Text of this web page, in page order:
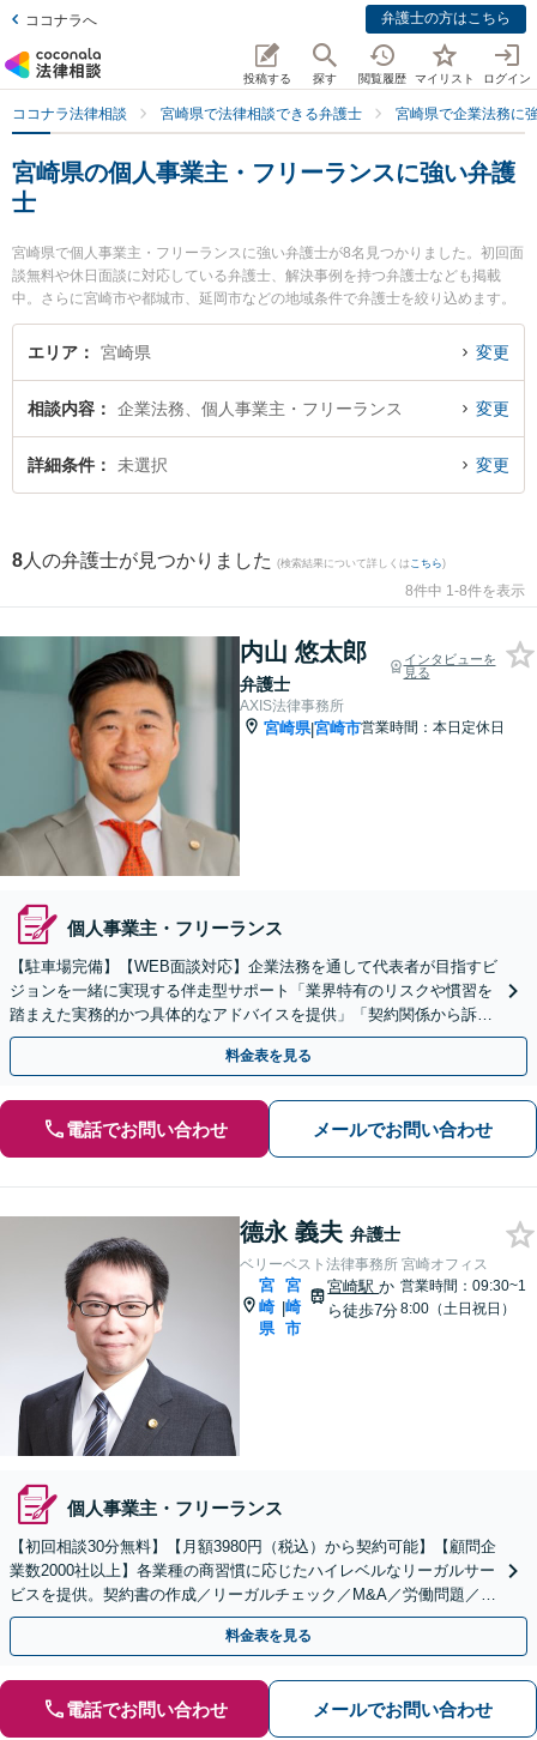
ココナラへ 弁護士の方はこちら
投稿する 探す 閲覧履歴 マイリスト ログイン
ココナラ法律相談 宮崎県で法律相談できる弁護士 宮崎県で企業法務に
宮崎県の個人事業主・フリーランスに強い弁護
士
宮崎県で個人事業主・フリーランスに強い弁護士が8名見つかりました。初回面
談無料や休日面談に対応している弁護士、解決事例を持つ弁護士なども掲載
中。さらに宮崎市や都城市、延岡市などの地域条件で弁護士を絞り込めます。
企業法務に関係する顧問弁護士契約や契約書作成・リーガルチェック、雇用契
約書・就業規則作成等の細かな分野での絞り込み検索もでき便利です。特にAXI
士費用、強みなどが注目されています。『宮崎県で土日や夜間に発生した個人
事業主・フリーランスのトラブルを今すぐに弁護士に相談したい』『個人事業
主・フリーランスのトラブル解決の実績豊富な近くの弁護士を検索したい』
エリア 宮崎県 変更
相談内容 企業法務、個人事業主・フリーランス 変更
詳細条件 未選択 変更
8 人の弁護士が見つかりました (検索結果について詳しくは こちら)
8件中 1-8件を表示
内山 悠太郎
弁護士
インタビューを
見る
AXIS法律事務所
宮崎県|宮崎市営業時間：本日定休日
個人事業主・フリーランス
【駐車場完備】【WEB面談対応】企業法務を通して代表者が目指すビ
ジョンを一緒に実現する伴走型サポート「業界特有のリスクや慣習を
踏まえた実務的かつ具体的なアドバイスを提供」「契約関係から訴訟
まで一貫した対応力」【休日・夜間相談可】
料金表を見る
電話でお問い合わせ メールでお問い合わせ
德永 義夫 弁護士
ベリーベスト法律事務所 宮崎オフィス
宮
崎
県
|
宮
崎
市
宮崎駅か
ら徒歩7分
営業時間：09:30~1
8:00（土日祝日）
個人事業主・フリーランス
【初回相談30分無料】【月額3980円（税込）から契約可能】【顧問企
業数2000社以上】各業種の商習慣に応じたハイレベルなリーガルサー
ビスを提供。契約書の作成／リーガルチェック／M&A／労働問題／知
的財産等、お任せください【他士業連携可能】
料金表を見る
電話でお問い合わせ メールでお問い合わせ